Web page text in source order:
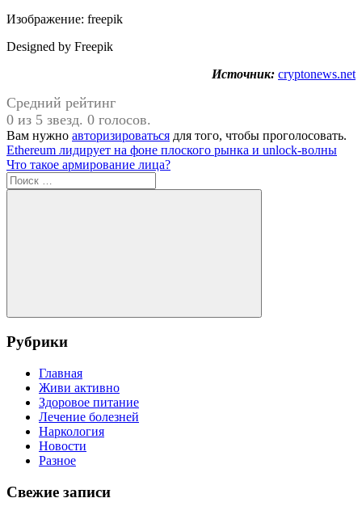
Изображение: freepik
Designed by Freepik
Источник: cryptonews.net
Средний рейтинг
0 из 5 звезд. 0 голосов.
Вам нужно авторизироваться для того, чтобы проголосовать.
Навигация
по
записям
Предыдущая
запись:
Ethereum лидирует на фоне плоского рынка и unlock-волны
Следующая
запись:
Что такое армирование лица?
Поиск
для:
Поиск
Рубрики
Главная
Живи активно
Здоровое питание
Лечение болезней
Наркология
Новости
Разное
Свежие записи